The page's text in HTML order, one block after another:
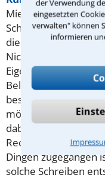
der Verwendung
eingesetzten
verwalten" können
informieren
Mieter ist eine
Schock – immerhin
die
Nicht jede
Eigentümer einer
Belieben einen
bestimmten,
möglich. Auch
dabei einzuhalten.
Rechtsanwalt kann
Dingen zugegangen
solche Schreiben